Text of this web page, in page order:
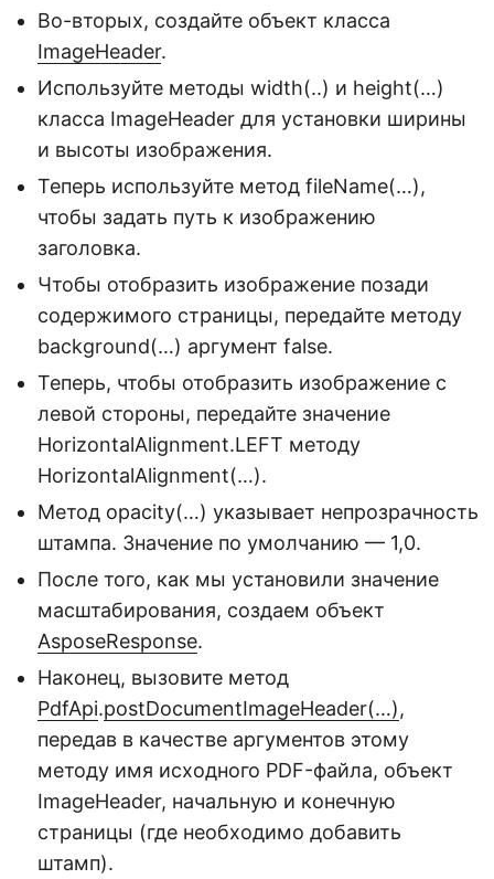
Во-вторых, создайте объект класса
ImageHeader.
Используйте методы width(..) и height(…)
класса ImageHeader для установки ширины
и высоты изображения.
Теперь используйте метод fileName(…),
чтобы задать путь к изображению
заголовка.
Чтобы отобразить изображение позади
содержимого страницы, передайте методу
background(…) аргумент false.
Теперь, чтобы отобразить изображение с
левой стороны, передайте значение
HorizontalAlignment.LEFT методу
HorizontalAlignment(…).
Метод opacity(…) указывает непрозрачность
штампа. Значение по умолчанию — 1,0.
После того, как мы установили значение
масштабирования, создаем объект
AsposeResponse.
Наконец, вызовите метод
PdfApi.postDocumentImageHeader(…),
передав в качестве аргументов этому
методу имя исходного PDF-файла, объект
ImageHeader, начальную и конечную
страницы (где необходимо добавить
штамп).